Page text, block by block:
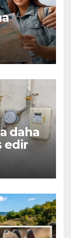
daha
edir